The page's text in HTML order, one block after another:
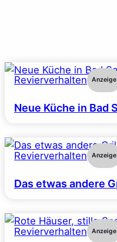
Revierverhalten Anzeige
Neue Küche in Bad
Revierverhalten Anzeige
Das etwas andere
Revierverhalten Anzeige